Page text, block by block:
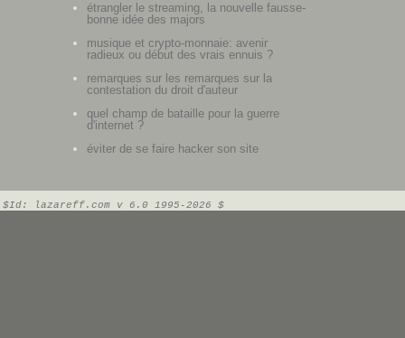
étrangler le streaming, la nouvelle fausse-
bonne idée des majors
musique et crypto-monnaie: avenir
radieux ou début des vrais ennuis ?
remarques sur les remarques sur la
contestation du droit d'auteur
quel champ de bataille pour la guerre
d'internet ?
éviter de se faire hacker son site
$Id: lazareff.com v 6.0 1995-2026 $